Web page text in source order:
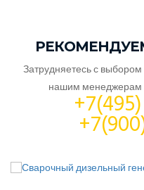
Затрудняетесь с выбором
нашим менеджерам